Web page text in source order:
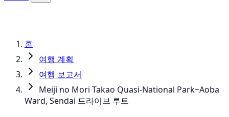
홈
여행 계획
여행 보고서
Meiji no Mori Takao Quasi-National Park~Aoba
Ward, Sendai 드라이브 루트